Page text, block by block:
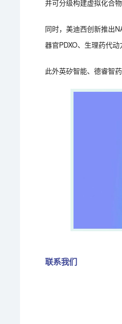
并可分级构建虚拟化合
同时，美迪西创新推出
器官PDXO、生理药代
此外英矽智能、德睿智
联系我们